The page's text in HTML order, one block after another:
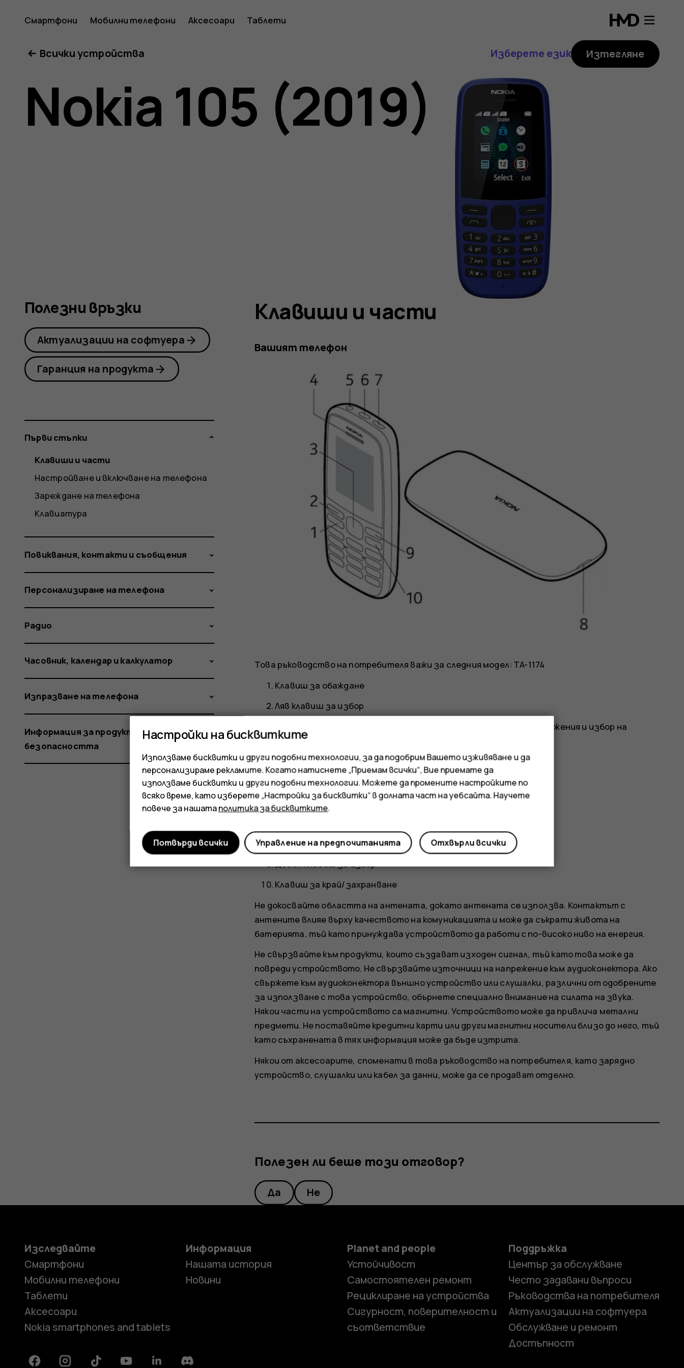
Ръководство
на
потребителя
105
(2019)
Смартфони Мобилни телефони Аксесоари Таблети
Всички устройства Изберете език Изтегляне
Nokia 105 (2019)
Клавиши и части
Вашият телефон
Това ръководство на потребителя важи за следния модел: TA-1174
Клавиш за обаждане
Ляв клавиш за избор
Клавиш за превъртане. Натиснете за достъп до вашите приложения и избор на
елементи.
Слушалка/високоговорител
Конектор за слушалки
Фенерче
Слот за отваряне на задния капак
Десен клавиш за избор
Клавиш за край/захранване
Не докосвайте областта на антената, докато антената се използва. Контактът с
антените влияе върху качеството на комуникацията и може да съкрати живота на
батерията, тъй като принуждава устройството да работи с по-високо ниво на енергия.
Не свързвайте към продукти, които създават изходен сигнал, тъй като това може да
повреди устройството. Не свързвайте източници на напрежение към аудиоконектора. Ако
свържете към аудиоконектора външно устройство или слушалки, различни от одобрените
за използване с това устройство, обърнете специално внимание на силата на звука.
Някои части на устройството са магнитни. Устройството може да привлича метални
предмети. Не поставяйте кредитни карти или други магнитни носители близо до него, тъй
като съхранената в тях информация може да бъде изтрита.
Някои от аксесоарите, споменати в това ръководство на потребителя, като зарядно
устройство, слушалки или кабел за данни, може да се продават отделно.
Полезен ли беше този отговор?
Да Не
Полезни връзки
Актуализации на софтуера
Гаранция на продукта
Първи стъпки
Клавиши и части
Настройване и включване на телефона
Зареждане на телефона
Клавиатура
Повиквания, контакти и съобщения
Персонализиране на телефона
Радио
Часовник, календар и калкулатор
Изпразване на телефона
Информация за продукта и
безопасността
Изследвайте
Смартфони
Мобилни телефони
Таблети
Аксесоари
Nokia smartphones and tablets
Информация
Нашата история
Новини
Planet and people
Устойчивост
Самостоятелен ремонт
Рециклиране на устройства
Сигурност, поверителност и
съответствие
Поддръжка
Център за обслужване
Често задавани въпроси
Ръководства на потребителя
Актуализации на софтуера
Обслужване и ремонт
Достъпност
Настройки на бисквитките
Използваме бисквитки и други подобни технологии, за да подобрим Вашето изживяване и да
персонализираме рекламите. Когато натиснете „Приемам всички“, Вие приемате да
използваме бисквитки и други подобни технологии. Можете да промените настройките по
всяко време, като изберете „Настройки за бисквитки“ в долната част на уебсайта. Научете
повече за нашатаполитика за бисквитките.
Отхвърли всички
Управление на предпочитанията
Потвърди всички